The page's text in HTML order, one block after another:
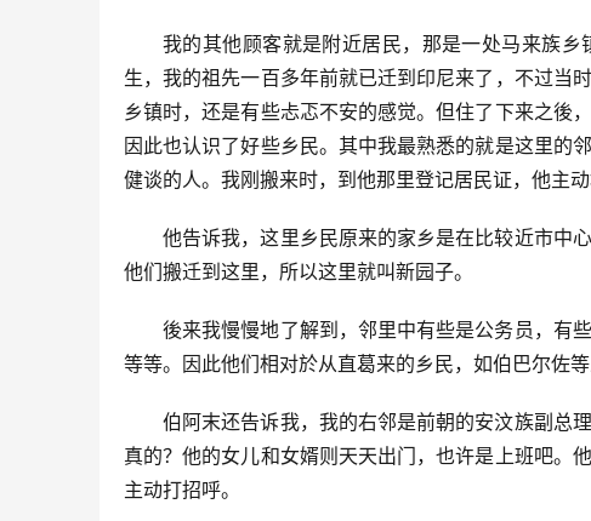
我的其他顾客就是附近居民，那是一处马来族
生，我的祖先一百多年前就已迁到印尼来了，不过当
乡镇时，还是有些忐忑不安的感觉。但住了下来之後
因此也认识了好些乡民。其中我最熟悉的就是这里的
健谈的人。我刚搬来时，到他那里登记居民证，他主
他告诉我，这里乡民原来的家乡是在比较近市中
他们搬迁到这里，所以这里就叫新园子。
後来我慢慢地了解到，邻里中有些是公务员，有
等等。因此他们相对於从直葛来的乡民，如伯巴尔佐等
伯阿末还告诉我，我的右邻是前朝的安汶族副总
真的？他的女儿和女婿则天天出门，也许是上班吧。
主动打招呼。